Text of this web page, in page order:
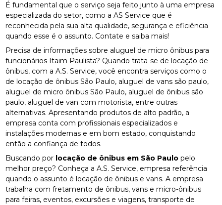
É fundamental que o serviço seja feito junto à uma empresa
especializada do setor, como a AS Service que é
reconhecida pela sua alta qualidade, segurança e eficiência
quando esse é o assunto. Contate e saiba mais!
Precisa de informações sobre aluguel de micro ônibus para
funcionários Itaim Paulista? Quando trata-se de locação de
ônibus, com a A.S. Service, você encontra serviços como o
de locação de ônibus São Paulo, aluguel de vans são paulo,
aluguel de micro ônibus São Paulo, aluguel de ônibus são
paulo, aluguel de van com motorista, entre outras
alternativas. Apresentando produtos de alto padrão, a
empresa conta com profissionais especializados e
instalações modernas e em bom estado, conquistando
então a confiança de todos.
Buscando por locação de ônibus em São Paulo pelo
melhor preço? Conheça a A.S. Service, empresa referência
quando o assunto é locação de ônibus e vans. A empresa
trabalha com fretamento de ônibus, vans e micro-ônibus
para feiras, eventos, excursões e viagens, transporte de